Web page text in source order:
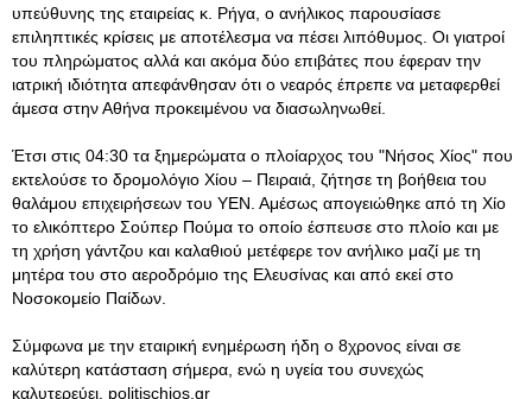
υπεύθυνης της εταιρείας κ. Ρήγα, ο ανήλικος παρουσίασε
επιληπτικές κρίσεις με αποτέλεσμα να πέσει λιπόθυμος. Οι γιατροί
του πληρώματος αλλά και ακόμα δύο επιβάτες που έφεραν την
ιατρική ιδιότητα απεφάνθησαν ότι ο νεαρός έπρεπε να μεταφερθεί
άμεσα στην Αθήνα προκειμένου να διασωληνωθεί.
Έτσι στις 04:30 τα ξημερώματα ο πλοίαρχος του "Νήσος Χίος" που
εκτελούσε το δρομολόγιο Χίου – Πειραιά, ζήτησε τη βοήθεια του
θαλάμου επιχειρήσεων του ΥΕΝ. Αμέσως απογειώθηκε από τη Χίο
το ελικόπτερο Σούπερ Πούμα το οποίο έσπευσε στο πλοίο και με
τη χρήση γάντζου και καλαθιού μετέφερε τον ανήλικο μαζί με τη
μητέρα του στο αεροδρόμιο της Ελευσίνας και από εκεί στο
Νοσοκομείο Παίδων.
Σύμφωνα με την εταιρική ενημέρωση ήδη ο 8χρονος είναι σε
καλύτερη κατάσταση σήμερα, ενώ η υγεία του συνεχώς
καλυτερεύει. politischios.gr